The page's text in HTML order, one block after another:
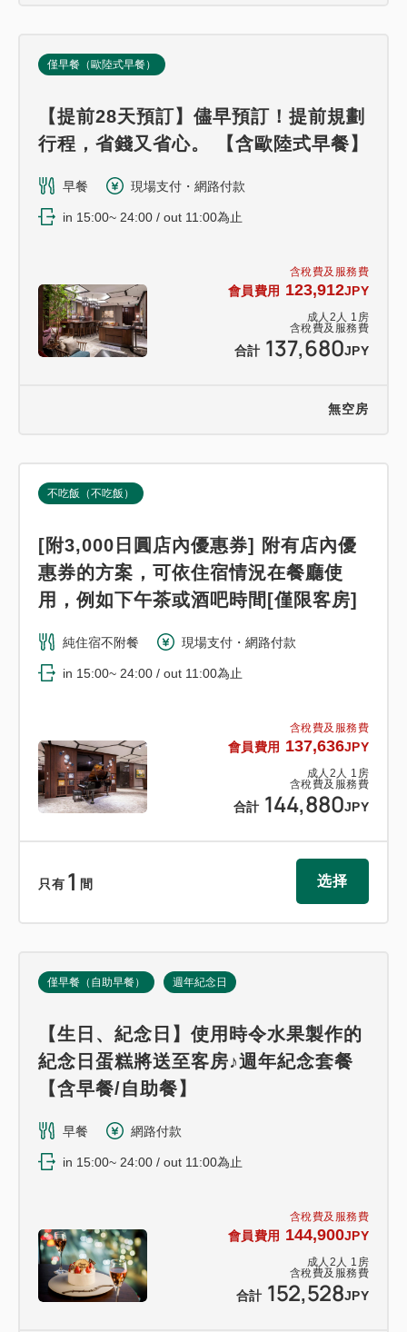
含稅費及服務費
會員費用 123,912JPY
成人 2 人 1 房
含稅費及服務費
合計 137,680JPY
僅早餐（歐陸式早餐）
【提前28天預訂】儘早預訂！提前規劃
行程，省錢又省心。 【含歐陸式早餐】
早餐 現場支付・網路付款
in 15:00~ 24:00 / out 11:00為止
無空房
含稅費及服務費
會員費用 137,636JPY
成人 2 人 1 房
含稅費及服務費
合計 144,880JPY
不吃飯（不吃飯）
[附3,000日圓店內優惠券] 附有店內優
惠券的方案，可依住宿情況在餐廳使
用，例如下午茶或酒吧時間[僅限客房]
純住宿不附餐 現場支付・網路付款
in 15:00~ 24:00 / out 11:00為止
只有 1 間 选择
含稅費及服務費
會員費用 144,900JPY
成人 2 人 1 房
含稅費及服務費
合計 152,528JPY
僅早餐（自助早餐） 週年紀念日
【生日、紀念日】使用時令水果製作的
紀念日蛋糕將送至客房♪週年紀念套餐
【含早餐/自助餐】
早餐 網路付款
in 15:00~ 24:00 / out 11:00為止